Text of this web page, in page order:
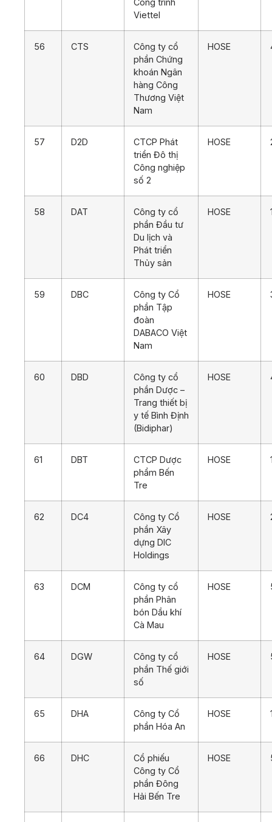
Công trình
Viettel
56 CTS
Công ty cổ
phần Chứng
khoán Ngân
hàng Công
Thương Việt
Nam
HOSE
57 D2D
CTCP Phát
triển Đô thị
Công nghiệp
số 2
HOSE
58 DAT
Công ty cổ
phần Đầu tư
Du lịch và
Phát triển
Thủy sản
HOSE
59 DBC
Công ty Cổ
phần Tập
đoàn
DABACO Việt
Nam
HOSE
60 DBD
Công ty cổ
phần Dược –
Trang thiết bị
y tế Bình Định
(Bidiphar)
HOSE
61 DBT
CTCP Dược
phẩm Bến
Tre
HOSE
62 DC4
Công ty Cổ
phần Xây
dựng DIC
Holdings
HOSE
63 DCM
Công ty cổ
phần Phân
bón Dầu khí
Cà Mau
HOSE
64 DGW
Công ty cổ
phần Thế giới
số
HOSE
65 DHA
Công ty Cổ
phần Hóa An
HOSE
66 DHC
Cổ phiếu
Công ty Cổ
phần Đông
Hải Bến Tre
HOSE